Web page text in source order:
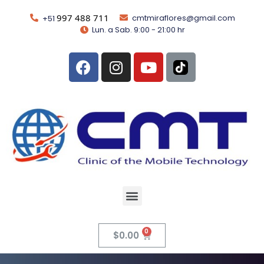
+51 997 488 711
cmtmiraflores@gmail.com
Lun. a Sab. 9:00 - 21:00 hr
$0.00